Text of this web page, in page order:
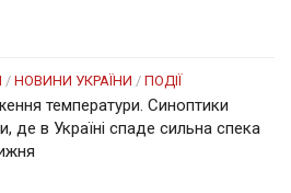
/ НОВИНИ УКРАЇНИ / ПОДІЇ
температури. Синоптики
де в Україні спаде сильна спека